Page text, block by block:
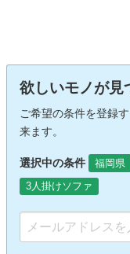
欲しいモノが見
ご希望の条件を登録
来ます。
選択中の条件 福岡県
3人掛けソファ